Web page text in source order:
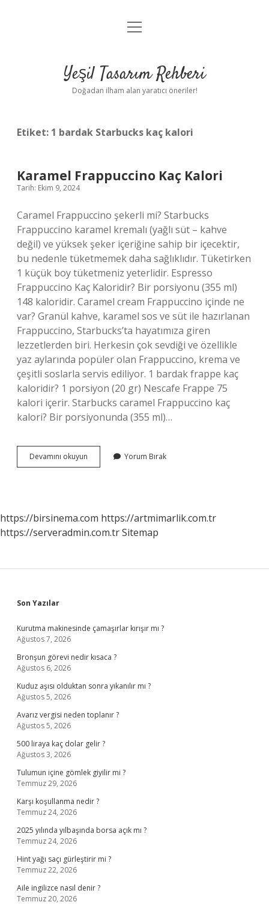
Anasayfa
Yasal Uyarı
menüyü
Yeşil Tasarım Rehberi
Doğadan ilham alan yaratıcı öneriler!
Etiket: 1 bardak Starbucks kaç kalori
Karamel Frappuccino Kaç Kalori
Tarih: Ekim 9, 2024
Caramel Frappuccino şekerli mi? Starbucks
Frappuccino karamel kremalı (yağlı süt – kahve
değil) ve yüksek şeker içeriğine sahip bir içecektir,
bu nedenle tüketmemek daha sağlıklıdır. Tüketirken
1 küçük boy tüketmeniz yeterlidir. Espresso
Frappuccino Kaç Kaloridir? Bir porsiyonu (355 ml)
148 kaloridir. Caramel cream Frappuccino içinde ne
var? Granül kahve, karamel sos ve süt ile hazırlanan
Frappuccino, Starbucks’ta hayatımıza giren
lezzetlerden biri. Herkesin çok sevdiği ve özellikle
yaz aylarında popüler olan Frappuccino, krema ve
çeşitli soslarla servis ediliyor. 1 bardak frappe kaç
kaloridir? 1 porsiyon (20 gr) Nescafe Frappe 75
kalori içerir. Starbucks caramel Frappuccino kaç
kalori? Bir porsiyonunda (355 ml)…
Devamını okuyun Karamel
Frappuccino
Yorum Bırak
https://birsinema.com https://artmimarlik.com.tr
https://serveradmin.com.trSitemap
Sidebar
Son Yazılar
Kurutma makinesinde çamaşırlar kırışır mı ?
Ağustos 7, 2026
Bronşun görevi nedir kısaca ?
Ağustos 6, 2026
Kuduz aşısı olduktan sonra yıkanılır mı ?
Ağustos 5, 2026
Avarız vergisi neden toplanır ?
Ağustos 5, 2026
500 liraya kaç dolar gelir ?
Ağustos 3, 2026
Tulumun içine gömlek giyilir mi ?
Temmuz 29, 2026
Karşı koşullanma nedir ?
Temmuz 24, 2026
2025 yılında yılbaşında borsa açık mı ?
Temmuz 24, 2026
Hint yağı saçı gürleştirir mi ?
Temmuz 22, 2026
Aile ingilizce nasıl denir ?
Temmuz 20, 2026